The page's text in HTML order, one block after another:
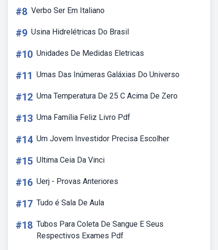
#8 Verbo Ser Em Italiano
#9 Usina Hidrelétricas Do Brasil
#10 Unidades De Medidas Eletricas
#11 Umas Das Inúmeras Galáxias Do Universo
#12 Uma Temperatura De 25 C Acima De Zero
#13 Uma Família Feliz Livro Pdf
#14 Um Jovem Investidor Precisa Escolher
#15 Ultima Ceia Da Vinci
#16 Uerj - Provas Anteriores
#17 Tudo é Sala De Aula
#18 Tubos Para Coleta De Sangue E Seus
Respectivos Exames Pdf